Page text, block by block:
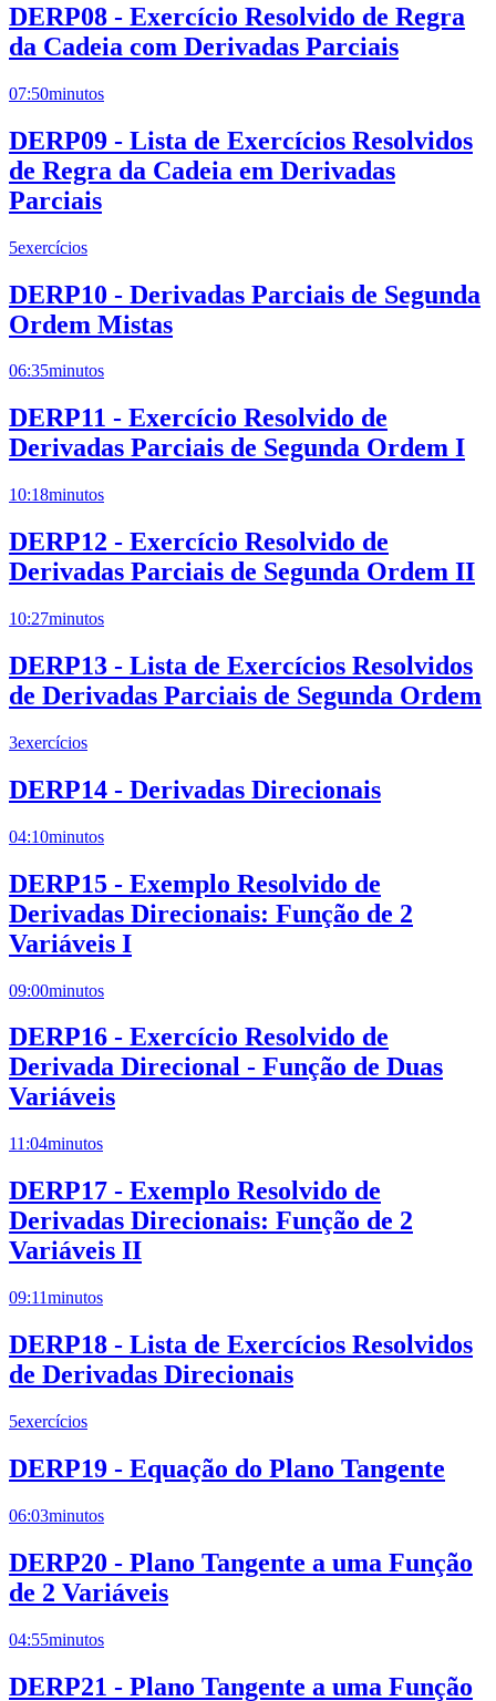
DERP08 - Exercício Resolvido de Regra
da Cadeia com Derivadas Parciais
07:50minutos
DERP09 - Lista de Exercícios Resolvidos
de Regra da Cadeia em Derivadas
Parciais
5exercícios
DERP10 - Derivadas Parciais de Segunda
Ordem Mistas
06:35minutos
DERP11 - Exercício Resolvido de
Derivadas Parciais de Segunda Ordem I
10:18minutos
DERP12 - Exercício Resolvido de
Derivadas Parciais de Segunda Ordem II
10:27minutos
DERP13 - Lista de Exercícios Resolvidos
de Derivadas Parciais de Segunda Ordem
3exercícios
DERP14 - Derivadas Direcionais
04:10minutos
DERP15 - Exemplo Resolvido de
Derivadas Direcionais: Função de 2
Variáveis I
09:00minutos
DERP16 - Exercício Resolvido de
Derivada Direcional - Função de Duas
Variáveis
11:04minutos
DERP17 - Exemplo Resolvido de
Derivadas Direcionais: Função de 2
Variáveis II
09:11minutos
DERP18 - Lista de Exercícios Resolvidos
de Derivadas Direcionais
5exercícios
DERP19 - Equação do Plano Tangente
06:03minutos
DERP20 - Plano Tangente a uma Função
de 2 Variáveis
04:55minutos
DERP21 - Plano Tangente a uma Função